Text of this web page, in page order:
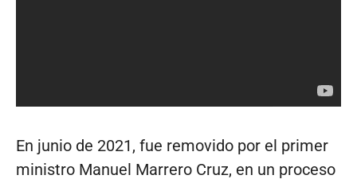
En junio de 2021, fue removido por el primer
ministro Manuel Marrero Cruz, en un proceso